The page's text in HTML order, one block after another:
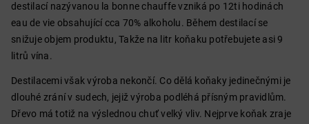
destilací nazývanou la bonne chauffe vzniká po 12ti hodinách
eau de vie obsahující cca 70% alkoholu. Během destilací se
snižuje objem produktu, Takže na litr koňaku potřebujete asi 9
litrů vína.
Destilacemi však výroba nekončí. Co dělá koňaky jedinečnými je
dlouhé zrání v sudech, jejiž výroba podléhá přísným pravidlům.
Dřevo má totiž na výslednou chuť velký vliv. Nejprve koňak zraje